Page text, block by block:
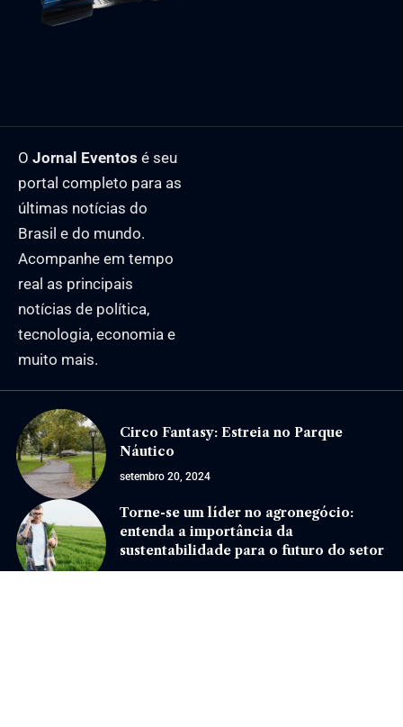
O Jornal Eventos é seu
portal completo para as
últimas notícias do
Brasil e do mundo.
Acompanhe em tempo
real as principais
notícias de política,
tecnologia, economia e
muito mais.
Circo Fantasy: Estreia no Parque
Náutico
setembro 20, 2024
Torne-se um líder no agronegócio:
entenda a importância da
sustentabilidade para o futuro do setor